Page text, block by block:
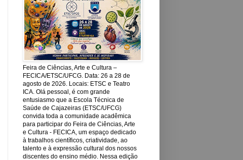
Feira de Ciências, Arte e Cultura –
FECICA/ETSC/UFCG. Data: 26 a 28 de
agosto de 2026. Locais: ETSC e Teatro
ICA. Olá pessoal, é com grande
entusiasmo que a Escola Técnica de
Saúde de Cajazeiras (ETSC/UFCG)
convida toda a comunidade acadêmica
para participar do Feira de Ciências, Arte
e Cultura - FECICA, um espaço dedicado
à trabalhos científicos, criatividade, ao
talento e à expressão cultural dos nossos
discentes do ensino médio. Nessa edição